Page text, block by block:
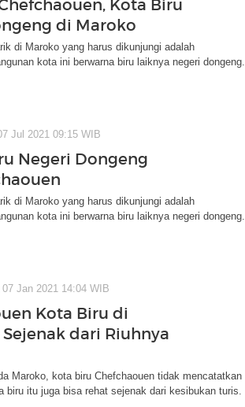
Kota Biru
di Maroko
di Maroko yang harus dikunjungi adalah
kota ini berwarna biru laiknya negeri dongeng.
Jul 2021 09:15 WIB
Negeri Dongeng
di Maroko yang harus dikunjungi adalah
kota ini berwarna biru laiknya negeri dongeng.
Jan 2021 14:04 WIB
Kota Biru di
dari Riuhnya
Maroko, kota biru Chefchaouen tidak mencatatkan
biru itu juga bisa rehat sejenak dari kesibukan turis.